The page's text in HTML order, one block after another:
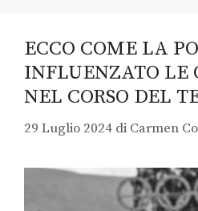
ECCO COME LA
INFLUENZATO
NEL CORSO DEL
29 Luglio 2024 di Carmen